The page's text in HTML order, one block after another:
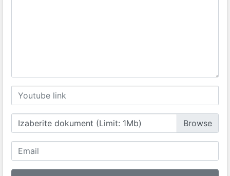
Izaberite dokument (Limit: 1Mb)